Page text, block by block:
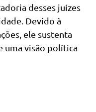
desses juízes
Devido à
ele sustenta
uma visão política